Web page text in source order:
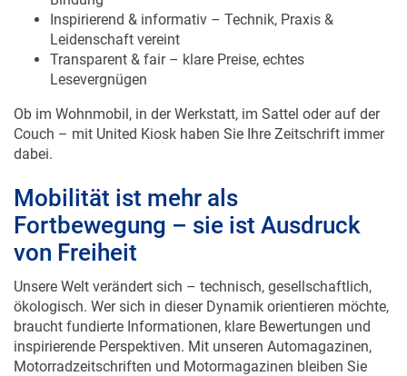
Inspirierend & informativ – Technik, Praxis &
Leidenschaft vereint
Transparent & fair – klare Preise, echtes
Lesevergnügen
Ob im Wohnmobil, in der Werkstatt, im Sattel oder auf der
Couch – mit United Kiosk haben Sie Ihre Zeitschrift immer
dabei.
Mobilität ist mehr als
Fortbewegung – sie ist Ausdruck
von Freiheit
Unsere Welt verändert sich – technisch, gesellschaftlich,
ökologisch. Wer sich in dieser Dynamik orientieren möchte,
braucht fundierte Informationen, klare Bewertungen und
inspirierende Perspektiven. Mit unseren Automagazinen,
Motorradzeitschriften und Motormagazinen bleiben Sie